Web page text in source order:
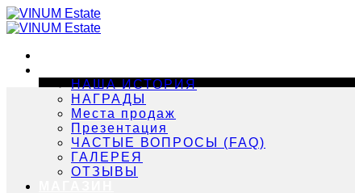
Skip
to
НАША ИСТОРИЯ
НАГРАДЫ
Места продаж
Презентация
ЧАСТЫЕ ВОПРОСЫ (FAQ)
ГАЛЕРЕЯ
ОТЗЫВЫ